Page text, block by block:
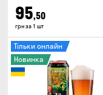
95,50
грн за 1 шт
Тільки онлайн
Новинка